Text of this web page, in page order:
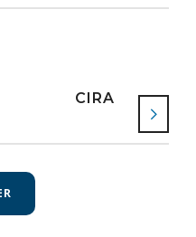
CIRA